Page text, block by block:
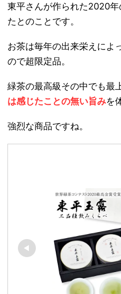
東平さんが作られた2020
たとのことです。
お茶は毎年の出来栄えによ
ので超限定品。
緑茶の最高級その中でも最
は感じたことの無い旨みを
強烈な商品ですね。